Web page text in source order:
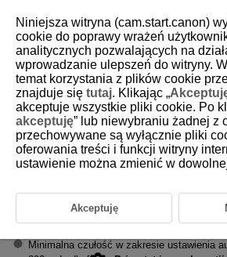
D180-243
Czułość ISO podczas
filmu
W trybie [ ], [ ] i [ ]
12800.
Ustawienie [Maks. przy Autom.
ISO] na wartość [H (25600)] (
)
Minimalna czułość w zakresie ustawienia
Niniejsza witryna (cam.start.canon)
cookie do poprawy wrażeń
analitycznych pozwalających na
wprowadzanie ulepszeń do witryny.
temat korzystania z plików cookie
znajduje się tutaj. Klikając „
akceptuje wszystkie pliki cookie. Po
akceptuję” lub niewybraniu żadnej z
przechowywane są wyłącznie pliki
oferowania treści i funkcji witryny
ustawienie można zmienić w
Akceptuję